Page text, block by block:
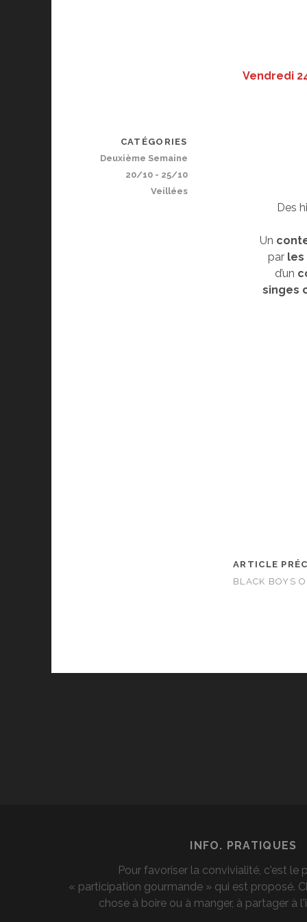
Vendredi
Des
Un
par les
d’un
singes
ARTICLE
BLACK BOYS
CATÉGORIES
Deuxième Semaine
20/10 - 25/10
Veillées
INFO. PRATIQUES
Pour favoriser la convivialité, c'est le
« participation gourmande » qui est proposé.
chose à boire ou à manger, à partager à